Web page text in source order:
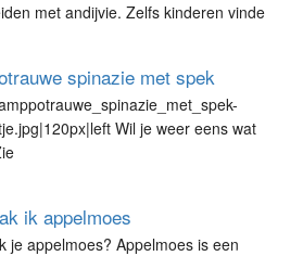
met andijvie. Zelfs kinderen vinde
spinazie met spek
Wil je weer eens wat
ik appelmoes
je appelmoes? Appelmoes is een